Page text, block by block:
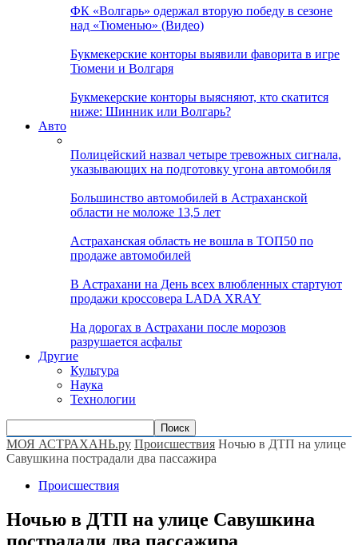
ФК «Волгарь» одержал вторую победу в сезоне
над «Тюменью» (Видео)
Букмекерские конторы выявили фаворита в игре
Тюмени и Волгаря
Букмекерские конторы выясняют, кто скатится
ниже: Шинник или Волгарь?
Авто
Полицейский назвал четыре тревожных сигнала,
указывающих на подготовку угона автомобиля
Большинство автомобилей в Астраханской
области не моложе 13,5 лет
Астраханская область не вошла в ТОП50 по
продаже автомобилей
В Астрахани на День всех влюбленных стартуют
продажи кроссовера LADA XRAY
На дорогах в Астрахани после морозов
разрушается асфальт
Другие
Культура
Наука
Технологии
МОЯ АСТРАХАНЬ.ру Происшествия Ночью в ДТП на улице
Савушкина пострадали два пассажира
Происшествия
Ночью в ДТП на улице Савушкина